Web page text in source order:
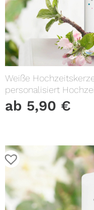
Weiße
personalisiert
ab 5,90 €